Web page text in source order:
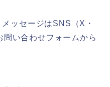
ッセージはSNS（X・
い合わせフォームから